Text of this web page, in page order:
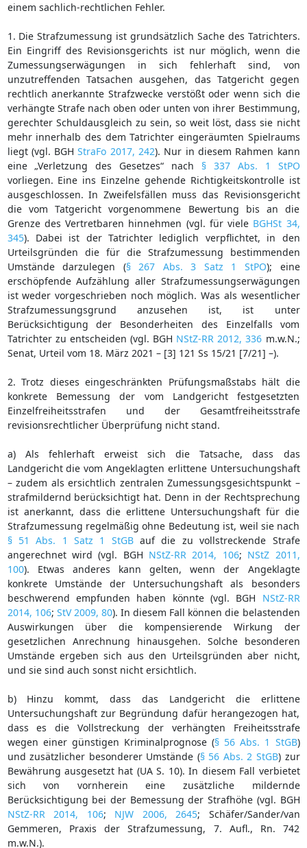
einem sachlich-rechtlichen Fehler.
1. Die Strafzumessung ist grundsätzlich Sache des Tatrichters.
Ein Eingriff des Revisionsgerichts ist nur möglich, wenn die
Zumessungserwägungen in sich fehlerhaft sind, von
unzutreffenden Tatsachen ausgehen, das Tatgericht gegen
rechtlich anerkannte Strafzwecke verstößt oder wenn sich die
verhängte Strafe nach oben oder unten von ihrer Bestimmung,
gerechter Schuldausgleich zu sein, so weit löst, dass sie nicht
mehr innerhalb des dem Tatrichter eingeräumten Spielraums
liegt (vgl. BGHStraFo 2017, 242). Nur in diesem Rahmen kann
eine „Verletzung des Gesetzes“ nach § 337 Abs. 1 StPO
vorliegen. Eine ins Einzelne gehende Richtigkeitskontrolle ist
ausgeschlossen. In Zweifelsfällen muss das Revisionsgericht
die vom Tatgericht vorgenommene Bewertung bis an die
Grenze des Vertretbaren hinnehmen (vgl. für viele BGHSt 34,
345). Dabei ist der Tatrichter lediglich verpflichtet, in den
Urteilsgründen die für die Strafzumessung bestimmenden
Umstände darzulegen (§ 267 Abs. 3 Satz 1 StPO); eine
erschöpfende Aufzählung aller Strafzumessungserwägungen
ist weder vorgeschrieben noch möglich. Was als wesentlicher
Strafzumessungsgrund anzusehen ist, ist unter
Berücksichtigung der Besonderheiten des Einzelfalls vom
Tatrichter zu entscheiden (vgl. BGH NStZ-RR 2012, 336 m.w.N.;
Senat, Urteil vom 18. März 2021 – [3] 121 Ss 15/21 [7/21] –).
2. Trotz dieses eingeschränkten Prüfungsmaßstabs hält die
konkrete Bemessung der vom Landgericht festgesetzten
Einzelfreiheitsstrafen und der Gesamtfreiheitsstrafe
revisionsrechtlicher Überprüfung nicht stand.
a) Als fehlerhaft erweist sich die Tatsache, dass das
Landgericht die vom Angeklagten erlittene Untersuchungshaft
– zudem als ersichtlich zentralen Zumessungsgesichtspunkt –
strafmildernd berücksichtigt hat. Denn in der Rechtsprechung
ist anerkannt, dass die erlittene Untersuchungshaft für die
Strafzumessung regelmäßig ohne Bedeutung ist, weil sie nach
§ 51 Abs. 1 Satz 1 StGBauf die zu vollstreckende Strafe
angerechnet wird (vgl. BGH NStZ-RR 2014, 106; NStZ 2011,
100). Etwas anderes kann gelten, wenn der Angeklagte
konkrete Umstände der Untersuchungshaft als besonders
beschwerend empfunden haben könnte (vgl. BGH NStZ-RR
2014, 106; StV 2009, 80). In diesem Fall können die belastenden
Auswirkungen über die kompensierende Wirkung der
gesetzlichen Anrechnung hinausgehen. Solche besonderen
Umstände ergeben sich aus den Urteilsgründen aber nicht,
und sie sind auch sonst nicht ersichtlich.
b) Hinzu kommt, dass das Landgericht die erlittene
Untersuchungshaft zur Begründung dafür herangezogen hat,
dass es die Vollstreckung der verhängten Freiheitsstrafe
wegen einer günstigen Kriminalprognose (§ 56 Abs. 1 StGB)
und zusätzlicher besonderer Umstände (§ 56 Abs. 2 StGB) zur
Bewährung ausgesetzt hat (UA S. 10). In diesem Fall verbietet
sich von vornherein eine zusätzliche mildernde
Berücksichtigung bei der Bemessung der Strafhöhe (vgl. BGH
NStZ-RR 2014, 106; NJW 2006, 2645; Schäfer/Sander/van
Gemmeren, Praxis der Strafzumessung, 7. Aufl., Rn. 742
m.w.N.).